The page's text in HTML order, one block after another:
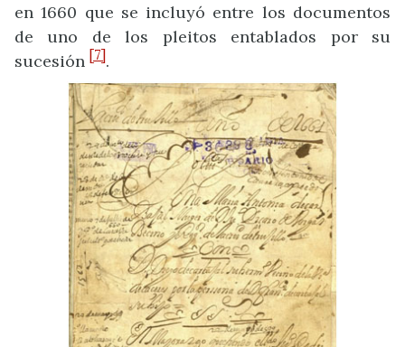
en 1660 que se incluyó entre los documentos
de uno de los pleitos entablados por su
sucesión
[7] .